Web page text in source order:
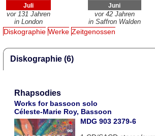
Juli
vor 131 Jahren
in London
Juni
vor 42 Jahren
in Saffron Walden
Diskographie Werke Zeitgenossen
Diskographie (6)
Rhapsodies
Works for bassoon solo
Céleste-Marie Roy, Bassoon
MDG 903 2379-6